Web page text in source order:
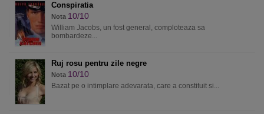
Conspiratia
Nota 10/10
William Jacobs, un fost general, comploteaza sa
bombardeze...
Ruj rosu pentru zile negre
Nota 10/10
Bazat pe o intimplare adevarata, care a constituit si...